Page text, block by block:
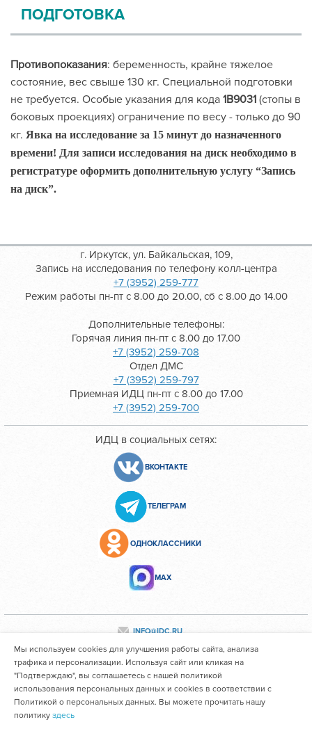
ПОДГОТОВКА
Противопоказания: беременность, крайне тяжелое
состояние, вес свыше 130 кг. Специальной подготовки
не требуется. Особые указания для кода 1В9031 (стопы в
боковых проекциях) ограничение по весу - только до 90
кг. Явка на исследование за 15 минут до назначенного
времени! Для записи исследования на диск необходимо в
регистратуре оформить дополнительную услугу “Запись
на диск”.
г. Иркутск, ул. Байкальская, 109,
Запись на исследования по телефону колл-центра
+7 (3952) 259-777
Режим работы пн-пт с 8.00 до 20.00, сб с 8.00 до 14.00
Дополнительные телефоны:
Горячая линия пн-пт с 8.00 до 17.00
+7 (3952) 259-708
Отдел ДМС
+7 (3952) 259-797
Приемная ИДЦ пн-пт с 8.00 до 17.00
+7 (3952) 259-700
ИДЦ в социальных сетях:
ВКОНТАКТЕ
ТЕЛЕГРАМ
ОДНОКЛАССНИКИ
МАХ
INFO@IDC.RU
Все персональные данные сотрудников размещены с их
согласия
Областное государственное автономное учреждение
Мы используем cookies для улучшения работы сайта, анализа
трафика и персонализации. Используя сайт или кликая на
"Подтверждаю", вы соглашаетесь с нашей политикой
использования персональных данных и cookies в соответствии с
Политикой о персональных данных. Вы можете прочитать нашу
политику здесь